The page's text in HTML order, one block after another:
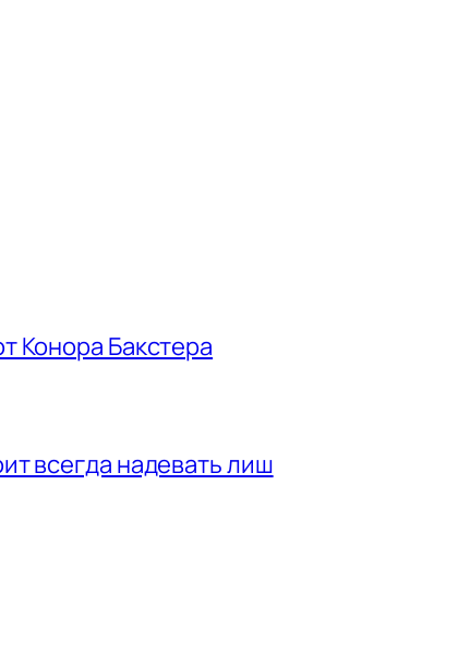
Конора Бакстера
всегда надевать лиш